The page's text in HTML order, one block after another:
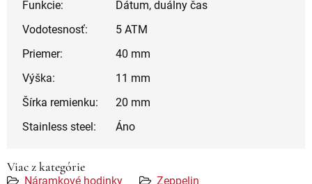
Funkcie:
Dátum, duálny čas
Vodotesnosť:
5 ATM
Priemer:
40 mm
Výška:
11 mm
Šírka remienku:
20 mm
Stainless steel:
Áno
Viac z kategórie
Náramkové hodinky Zeppelin